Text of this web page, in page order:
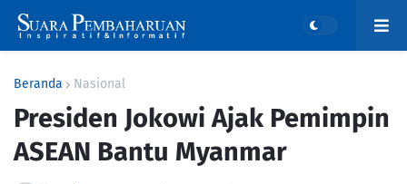
Beranda Nasional
Presiden Jokowi Ajak Pemimpin
ASEAN Bantu Myanmar